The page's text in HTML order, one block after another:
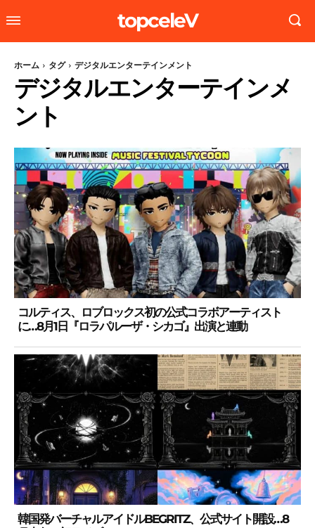
topceleV
ホーム タグ デジタルエンターテインメント
デジタルエンターテインメ
ント
コルティス、ロブロックス初の公式コラボアーティスト
に…8月1日『ロラパルーザ・シカゴ』出演と連動
韓国発バーチャルアイドルBEGRITZ、公式サイト開設…8